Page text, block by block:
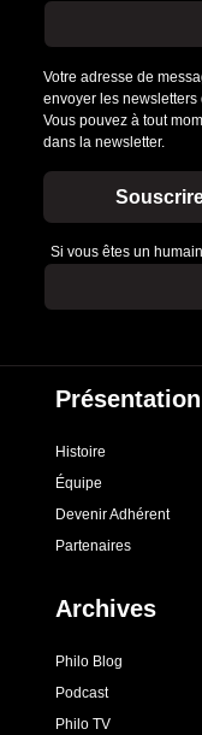
Votre adresse de
envoyer les
Vous pouvez à tout
dans la newsletter.
Si vous êtes un
Présentation
Histoire
Équipe
Devenir Adhérent
Partenaires
Archives
Philo Blog
Podcast
Philo TV